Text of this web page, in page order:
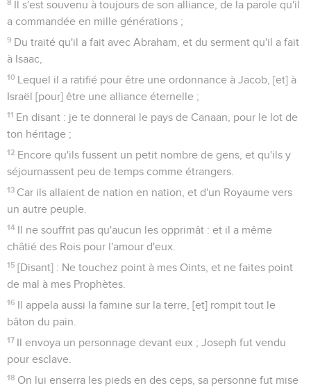
8 Il s'est souvenu à toujours de son alliance, de la parole qu'il
a commandée en mille générations ;
9 Du traité qu'il a fait avec Abraham, et du serment qu'il a fait
à Isaac,
10 Lequel il a ratifié pour être une ordonnance à Jacob, [et] à
Israël [pour] être une alliance éternelle ;
11 En disant : je te donnerai le pays de Canaan, pour le lot de
ton héritage ;
12 Encore qu'ils fussent un petit nombre de gens, et qu'ils y
séjournassent peu de temps comme étrangers.
13 Car ils allaient de nation en nation, et d'un Royaume vers
un autre peuple.
14 Il ne souffrit pas qu'aucun les opprimât : et il a même
châtié des Rois pour l'amour d'eux.
15 [Disant] : Ne touchez point à mes Oints, et ne faites point
de mal à mes Prophètes.
16 Il appela aussi la famine sur la terre, [et] rompit tout le
bâton du pain.
17 Il envoya un personnage devant eux ; Joseph fut vendu
pour esclave.
18 On lui enserra les pieds en des ceps, sa personne fut mise